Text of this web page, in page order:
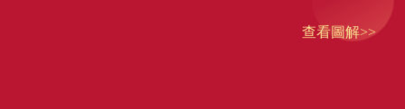
查看圖解>>